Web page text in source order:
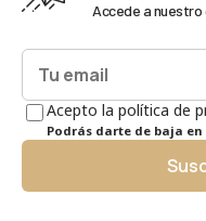
Accede a nuestro
Acepto la política de
Podrás darte de baja